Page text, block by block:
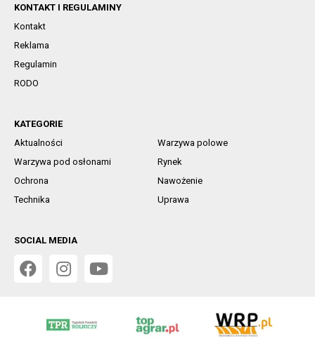
KONTAKT I REGULAMINY
Kontakt
Reklama
Regulamin
RODO
KATEGORIE
Aktualności
Warzywa polowe
Warzywa pod osłonami
Rynek
Ochrona
Nawożenie
Technika
Uprawa
SOCIAL MEDIA